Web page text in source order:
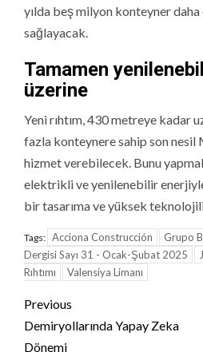
yılda beş milyon konteyner
sağlayacak.
Tamamen
üzerine
Yeni rıhtım, 430 metreye kadar
fazla konteynere sahip son
hizmet verebilecek. Bunu
elektrikli ve yenilenebilir
bir tasarıma ve yüksek
Tags: Acciona Construcción Grupo
Dergisi Sayı 31 - Ocak-Şubat 2025
Rıhtımı
Valensiya Limanı
Continue
Reading
Previous
Demiryollarında Yapay Zeka
Dönemi